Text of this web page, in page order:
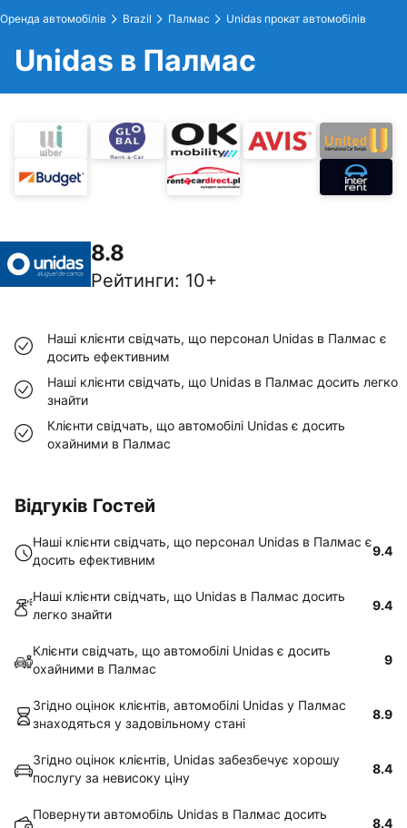
Оренда автомобілів Brazil Палмас Unidas прокат автомобілів
Unidas в Палмас
8.8
Рейтинги: 10+
Наші клієнти свідчать, що персонал Unidas в Палмас є
досить ефективним
Наші клієнти свідчать, що Unidas в Палмас досить легко
знайти
Клієнти свідчать, що автомобілі Unidas є досить
охайними в Палмас
Відгуків Гостей
Наші клієнти свідчать, що персонал Unidas в Палмас є
досить ефективним
9.4
Наші клієнти свідчать, що Unidas в Палмас досить
легко знайти
9.4
Клієнти свідчать, що автомобілі Unidas є досить
охайними в Палмас
9
Згідно оцінок клієнтів, автомобілі Unidas у Палмас
знаходяться у задовільному стані
8.9
Згідно оцінок клієнтів, Unidas забезбечує хорошу
послугу за невисоку ціну
8.4
Повернути автомобіль Unidas в Палмас досить
8.4